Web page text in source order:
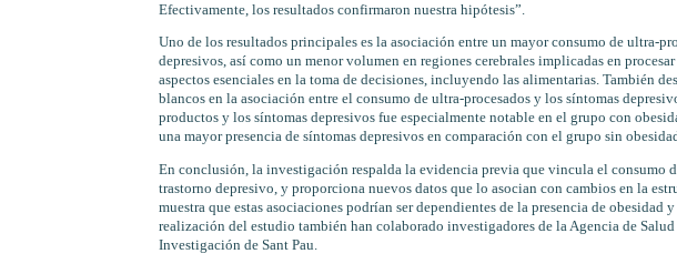
Efectivamente, los resultados confirmaron nuestra hipótesis”.
Uno de los resultados principales es la asociación entre un mayor consumo de ultra-
depresivos, así como un menor volumen en regiones cerebrales implicadas en
aspectos esenciales en la toma de decisiones, incluyendo las alimentarias. También
blancos en la asociación entre el consumo de ultra-procesados y los síntomas
productos y los síntomas depresivos fue especialmente notable en el grupo con
una mayor presencia de síntomas depresivos en comparación con el grupo sin
En conclusión, la investigación respalda la evidencia previa que vincula el consumo
trastorno depresivo, y proporciona nuevos datos que lo asocian con cambios en la
muestra que estas asociaciones podrían ser dependientes de la presencia de
realización del estudio también han colaborado investigadores de la Agencia de
Investigación de Sant Pau.